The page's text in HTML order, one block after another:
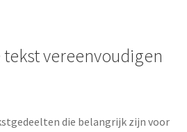
tekst vereenvoudigen
die belangrijk zijn voor